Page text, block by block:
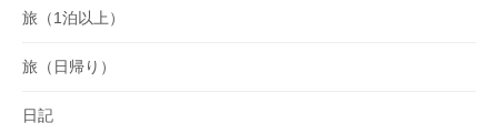
旅（1泊以上）
旅（日帰り）
日記